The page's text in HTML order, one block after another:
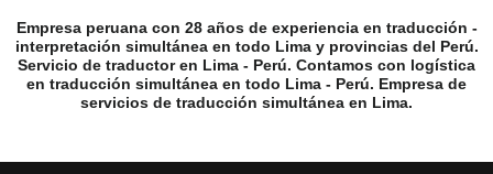
Empresa peruana con 28 años de experiencia en traducción -
interpretación simultánea en todo Lima y provincias del Perú.
Servicio de traductor en Lima - Perú. Contamos con logística
en traducción simultánea en todo Lima - Perú. Empresa de
servicios de traducción simultánea en Lima.